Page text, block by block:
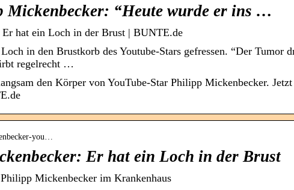
Mickenbecker: “Heute wurde er ins …
hat ein Loch in der Brust | BUNTE.de
in den Brustkorb des Youtube-Stars gefressen. “Der Tumor
regelrecht …
den Körper von YouTube-Star Philipp Mickenbecker.
you…
Er hat ein Loch in der Brust
Mickenbecker im Krankenhaus